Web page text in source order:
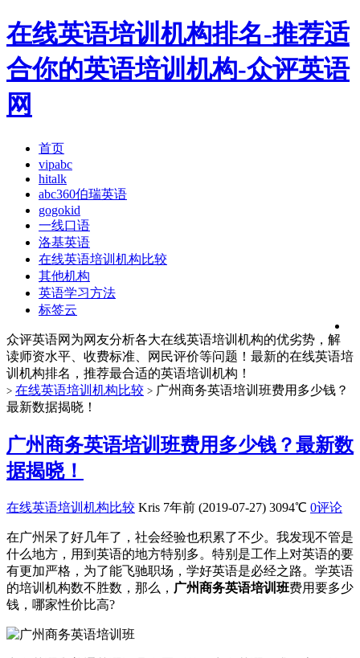
在线英语培训机构排名-推荐适
合你的英语培训机构-众评英语
网
首页
vipabc
hitalk
abc360伯瑞英语
gogokid
一线口语
洛基英语
在线英语培训机构比较
其他机构
英语学习方法
标签云
众评英语网为网友分析各大在线英语培训机构的优劣势，解
读师资水平、收费标准、网民评价等问题！最新的在线英语培
训机构排名，推荐最合适的英语培训机构！
> 在线英语培训机构比较 > 广州商务英语培训班费用多少钱？
最新数据揭晓！
广州商务英语培训班费用多少钱？最新数
据揭晓！
在线英语培训机构比较 Kris 7年前 (2019-07-27) 3094℃ 0评论
在广州呆了好几年了，社会经验也积累了不少。我发现不管是
什么地方，用到英语的地方特别多。特别是工作上对英语的要
有更加严格，为了能飞驰职场，学好英语是必经之路。学英语
的培训机构数不胜数，那么， 广州商务英语培训班费用要多少
钱，哪家性价比高?